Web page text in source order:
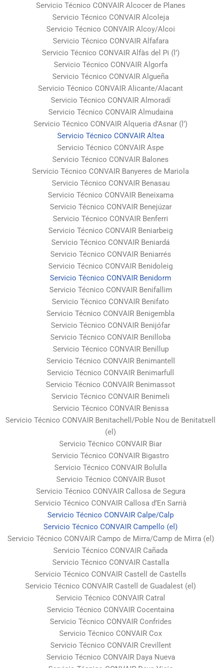
Servicio Técnico CONVAIR Alcocer de Planes
Servicio Técnico CONVAIR Alcoleja
Servicio Técnico CONVAIR Alcoy/Alcoi
Servicio Técnico CONVAIR Alfafara
Servicio Técnico CONVAIR Alfàs del Pi (l’)
Servicio Técnico CONVAIR Algorfa
Servicio Técnico CONVAIR Algueña
Servicio Técnico CONVAIR Alicante/Alacant
Servicio Técnico CONVAIR Almoradí
Servicio Técnico CONVAIR Almudaina
Servicio Técnico CONVAIR Alqueria d’Asnar (l’)
Servicio Técnico CONVAIR Altea
Servicio Técnico CONVAIR Aspe
Servicio Técnico CONVAIR Balones
Servicio Técnico CONVAIR Banyeres de Mariola
Servicio Técnico CONVAIR Benasau
Servicio Técnico CONVAIR Beneixama
Servicio Técnico CONVAIR Benejúzar
Servicio Técnico CONVAIR Benferri
Servicio Técnico CONVAIR Beniarbeig
Servicio Técnico CONVAIR Beniardá
Servicio Técnico CONVAIR Beniarrés
Servicio Técnico CONVAIR Benidoleig
Servicio Técnico CONVAIR Benidorm
Servicio Técnico CONVAIR Benifallim
Servicio Técnico CONVAIR Benifato
Servicio Técnico CONVAIR Benigembla
Servicio Técnico CONVAIR Benijófar
Servicio Técnico CONVAIR Benilloba
Servicio Técnico CONVAIR Benillup
Servicio Técnico CONVAIR Benimantell
Servicio Técnico CONVAIR Benimarfull
Servicio Técnico CONVAIR Benimassot
Servicio Técnico CONVAIR Benimeli
Servicio Técnico CONVAIR Benissa
Servicio Técnico CONVAIR Benitachell/Poble Nou de Benitatxell
(el)
Servicio Técnico CONVAIR Biar
Servicio Técnico CONVAIR Bigastro
Servicio Técnico CONVAIR Bolulla
Servicio Técnico CONVAIR Busot
Servicio Técnico CONVAIR Callosa de Segura
Servicio Técnico CONVAIR Callosa d’En Sarrià
Servicio Técnico CONVAIR Calpe/Calp
Servicio Técnico CONVAIR Campello (el)
Servicio Técnico CONVAIR Campo de Mirra/Camp de Mirra (el)
Servicio Técnico CONVAIR Cañada
Servicio Técnico CONVAIR Castalla
Servicio Técnico CONVAIR Castell de Castells
Servicio Técnico CONVAIR Castell de Guadalest (el)
Servicio Técnico CONVAIR Catral
Servicio Técnico CONVAIR Cocentaina
Servicio Técnico CONVAIR Confrides
Servicio Técnico CONVAIR Cox
Servicio Técnico CONVAIR Crevillent
Servicio Técnico CONVAIR Daya Nueva